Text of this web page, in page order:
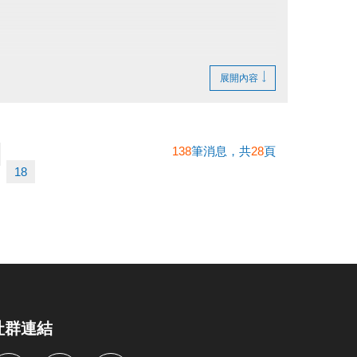
展開內容
18
138筆消息，共28頁
群連結